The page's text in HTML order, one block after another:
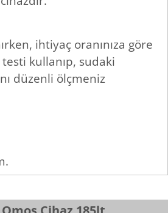
ihtiyaç oranınıza göre
kullanıp, sudaki
düzenli ölçmeniz